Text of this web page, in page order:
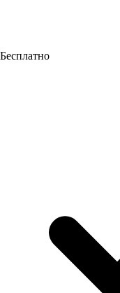
Бесплатно